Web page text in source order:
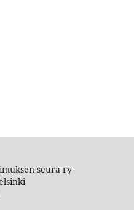
seura ry